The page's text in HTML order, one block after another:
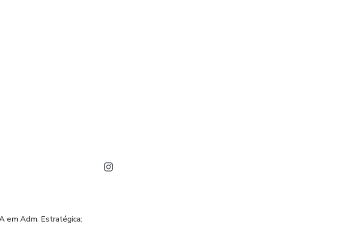
em Adm. Estratégica;